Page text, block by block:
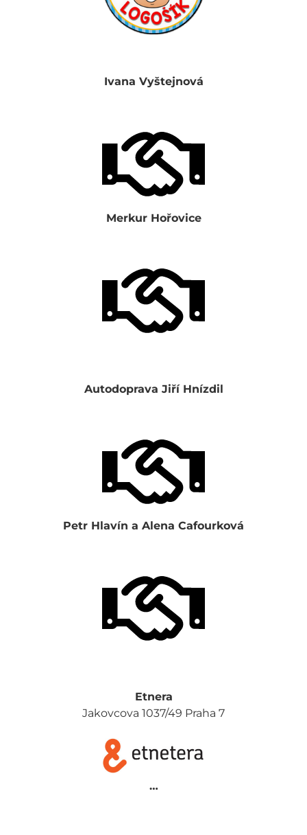
Ivana Vyštejnová
Merkur Hořovice
Autodoprava Jiří Hnízdil
Petr Hlavín a Alena Cafourková
Etnera
Jakovcova 1037/49 Praha 7
…